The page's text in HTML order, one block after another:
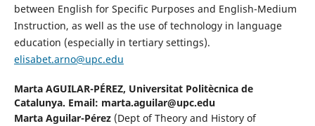
between English for Specific Purposes and English-Medium
Instruction, as well as the use of technology in language
education (especially in tertiary settings).
elisabet.arno@upc.edu
Marta AGUILAR-PÉREZ, Universitat Politècnica de
Catalunya. Email: marta.aguilar@upc.edu
Marta Aguilar-Pérez(Dept of Theory and History of